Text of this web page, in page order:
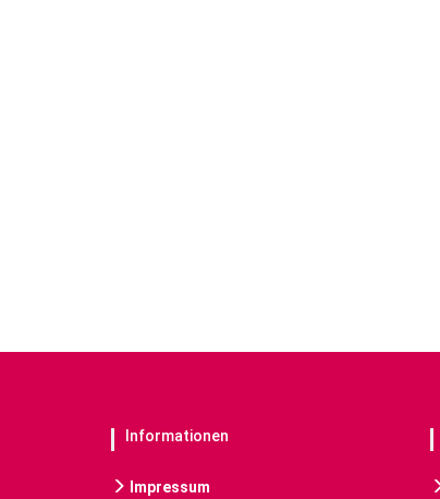
Informationen
Impressum